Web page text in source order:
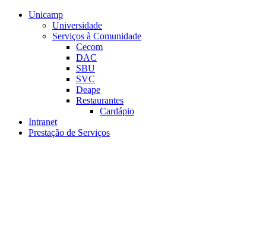
Conteúdo principal
Unicamp
Universidade
Serviços à Comunidade
Cecom
DAC
SBU
SVC
Deape
Restaurantes
Cardápio
Intranet
Prestação de Serviços